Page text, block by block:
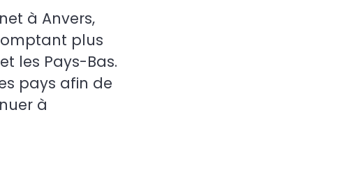
à Anvers,
plus
les Pays-Bas.
pays afin de
à